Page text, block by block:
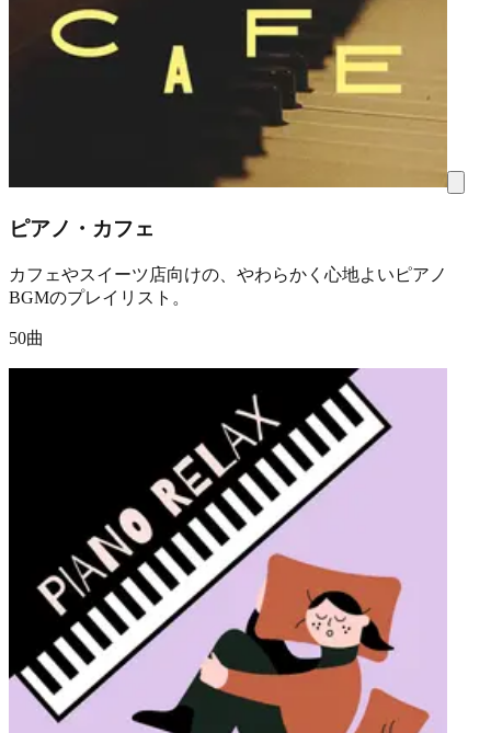
ピアノ・カフェ
カフェやスイーツ店向けの、やわらかく心地よいピアノ
BGMのプレイリスト。
50曲